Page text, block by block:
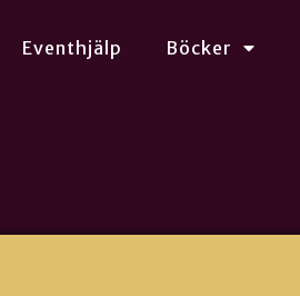
Eventhjälp Böcker